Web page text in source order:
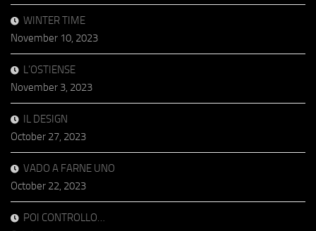
WINTER TIME
November 10, 2023
L’OSTIENSE
November 3, 2023
IL DESIGN
October 27, 2023
VADO A FARNE UNO
October 22, 2023
POI CONTROLLO…